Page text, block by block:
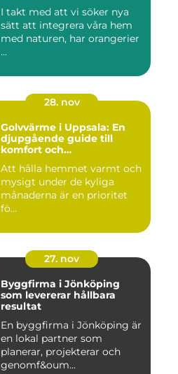
I takt med att vi söker nya
sätt att integrera våra hem
med naturen, har orangerier
...
28. nov
Golvvärme i Uppsala: En
djupgående guide till
komfort och
Att hålla hemmet varmt och
mysigt under de kyliga
månaderna är en prioritet
fö...
27. nov
Byggfirma i Jönköping
som levererar hållbara
resultat
En byggfirma i Jönköping är
en lokal partner som
planerar, projekterar och
genomf&oum...